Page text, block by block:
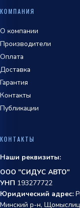
КОМПАНИЯ
О компании
Производители
Оплата
Доставка
Гарантия
Контакты
Публикации
КОНТАКТЫ
Наши реквизиты:
ООО "СИДУС АВТО"
УНП 193277722
Юридический адрес:
Минский р-н,